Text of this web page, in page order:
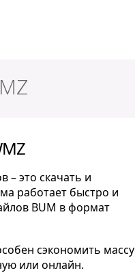
– это скачать и
работает быстро и
BUM в формат
сэкономить массу
или онлайн.